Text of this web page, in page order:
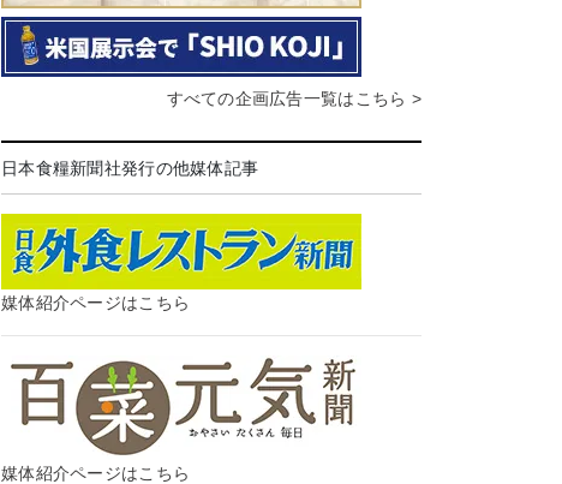
すべての企画広告一覧はこちら >
日本食糧新聞社発行の他媒体記事
媒体紹介ページはこちら
媒体紹介ページはこちら